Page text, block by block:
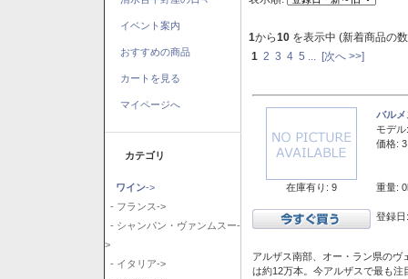
イベント案内
おすすめの商品
カートを見る
マイページへ
カテゴリ
ワイン->
- フランス->
- シャンパン・ヴァンムスー-
>
- イタリア->
1から10 を表示中 (新着商品の
1 2 3 4 5 [次へ >>]
在庫有り: 9
バル
モデル:
価格:
重量:
登録
アルザス南部、オー・ラン県の
は約12万本。今アルザスで最も